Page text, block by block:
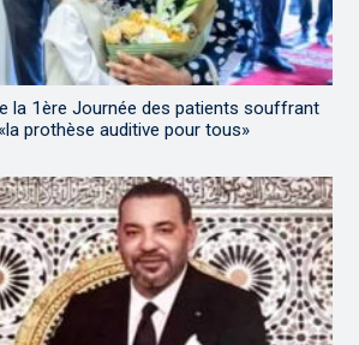
la 1ère Journée des patients souffrant
prothèse auditive pour tous»